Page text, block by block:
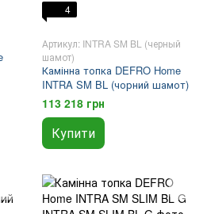
4
Артикул: INTRA SM BL (черный
шамот)
Камінна топка DEFRO Home
INTRA SM BL (чорний шамот)
113 218 грн
Купити